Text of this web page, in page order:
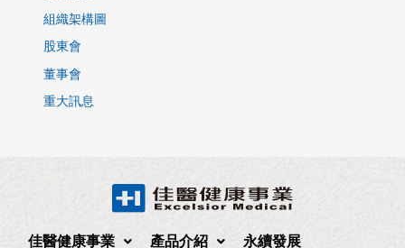
組織架構圖
股東會
董事會
重大訊息
佳醫健康事業 產品介紹 永續發展